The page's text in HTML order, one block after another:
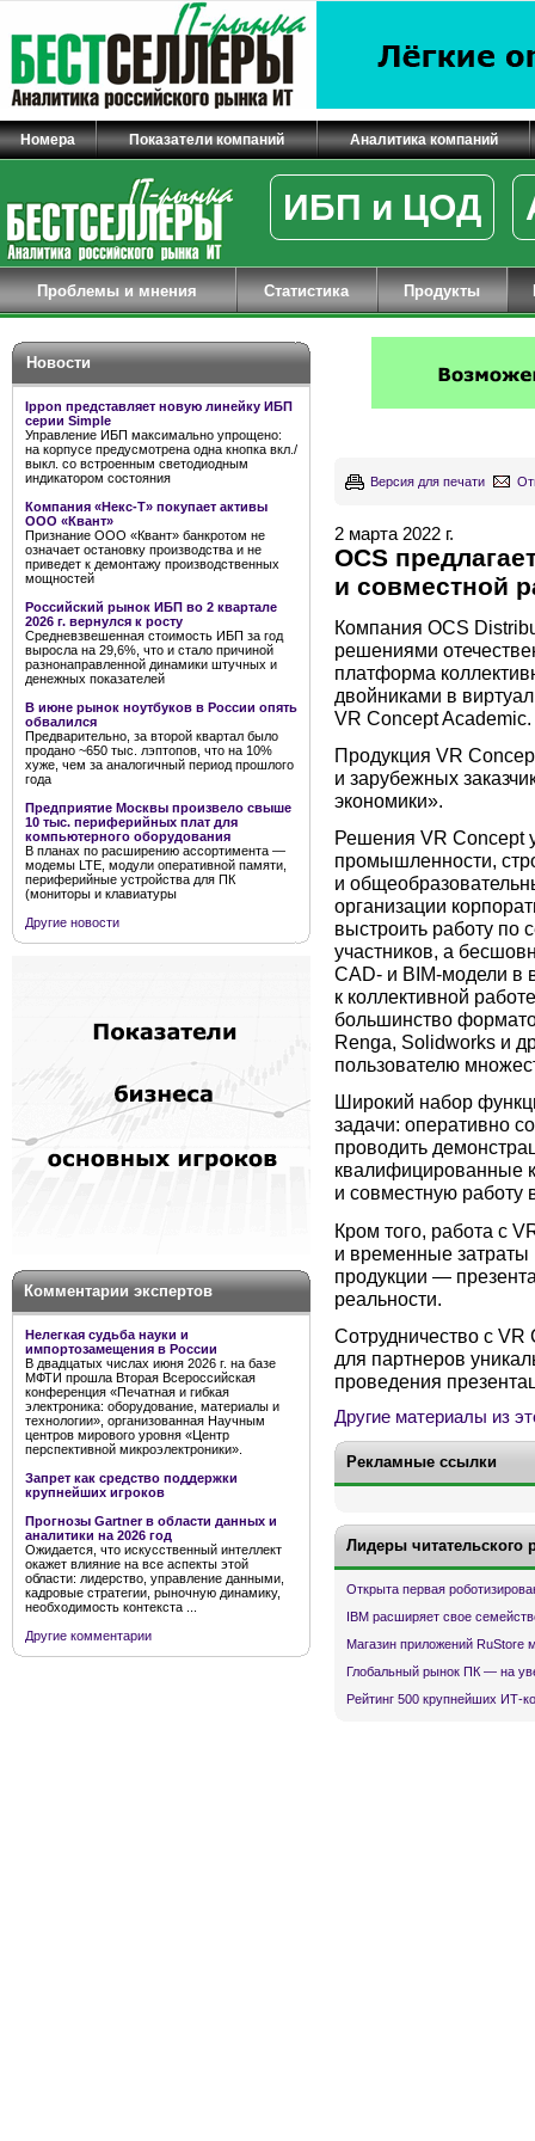
Номера Показатели компаний Аналитика компаний
ИБП и ЦОД
Проблемы и мнения Статистика Продукты
Новости
Ippon представляет новую линейку ИБП
серии Simple
Управление ИБП максимально упрощено:
на корпусе предусмотрена одна кнопка вкл./
выкл. со встроенным светодиодным
индикатором состояния
Компания «Некс-Т» покупает активы
ООО «Квант»
Признание ООО «Квант» банкротом не
означает остановку производства и не
приведет к демонтажу производственных
мощностей
Российский рынок ИБП во 2 квартале
2026 г. вернулся к росту
Средневзвешенная стоимость ИБП за год
выросла на 29,6%, что и стало причиной
разнонаправленной динамики штучных и
денежных показателей
В июне рынок ноутбуков в России опять
обвалился
Предварительно, за второй квартал было
продано ~650 тыс. лэптопов, что на 10%
хуже, чем за аналогичный период прошлого
года
Предприятие Москвы произвело свыше
10 тыс. периферийных плат для
компьютерного оборудования
В планах по расширению ассортимента —
модемы LTE, модули оперативной памяти,
периферийные устройства для ПК
(мониторы и клавиатуры
Другие новости
Комментарии экспертов
Нелегкая судьба науки и
импортозамещения в России
В двадцатых числах июня 2026 г. на базе
МФТИ прошла Вторая Всероссийская
конференция «Печатная и гибкая
электроника: оборудование, материалы и
технологии», организованная Научным
центров мирового уровня «Центр
перспективной микроэлектроники».
Запрет как средство поддержки
крупнейших игроков
Прогнозы Gartner в области данных и
аналитики на 2026 год
Ожидается, что искусственный интеллект
окажет влияние на все аспекты этой
области: лидерство, управление данными,
кадровые стратегии, рыночную динамику,
необходимость контекста ...
Другие комментарии
Версия для печати
2 марта 2022 г.
OCS
и совместной
Компания OCS
решениями
платформа
двойниками в
VR Concept Academic.
Продукция VR
и зарубежных
экономики».
Решения VR Concept
промышленности,
и
организации
выстроить работу по
участников, а
CAD- и BIM-модели в
к коллективной
большинство
Renga, Solidworks и
пользователю
Широкий набор
задачи: оперативно
проводить
квалифицированные
и совместную работу
Кром того, работа с
и временные затраты
продукции —
реальности.
Сотрудничество с
для партнеров
проведения
Другие материалы из
Рекламные ссылки
Лидеры читательского
Открыта первая
IBM расширяет свое
Магазин приложений RuStore
Глобальный рынок ПК — на
Рейтинг 500 крупнейших ИТ-